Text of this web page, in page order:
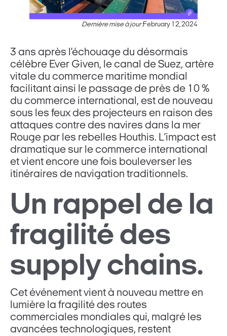
Dernière mise à jour :February 12, 2024
3 ans après l’échouage du désormais
célèbre Ever Given, le canal de Suez, artère
vitale du commerce maritime mondial
facilitant ainsi le passage de près de 10 %
du commerce international, est de nouveau
sous les feux des projecteurs en raison des
attaques contre des navires dans la mer
Rouge par les rebelles Houthis. L’impact est
dramatique sur le commerce international
et vient encore une fois bouleverser les
itinéraires de navigation traditionnels.
Un rappel de la
fragilité des
supply chains.
Cet événement vient à nouveau mettre en
lumière la fragilité des routes
commerciales mondiales qui, malgré les
avancées technologiques, restent